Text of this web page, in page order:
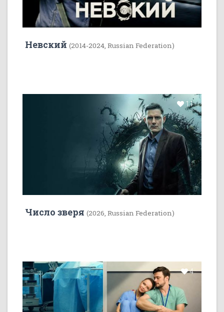
Невский (2014-2024, Russian Federation)
11
Число зверя (2026, Russian Federation)
4